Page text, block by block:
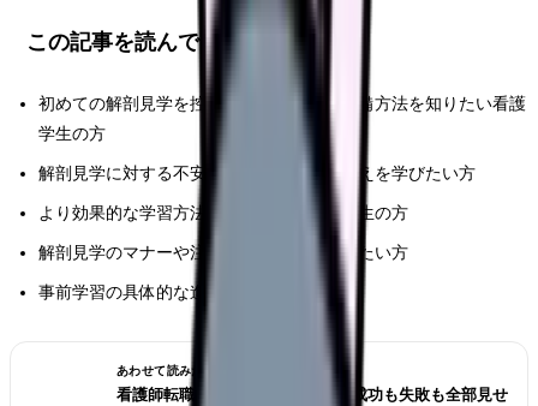
この記事を読んでほしい人
初めての解剖見学を控えており、適切な準備方法を知りたい看護
学生の方
解剖見学に対する不安や懸念があり、心構えを学びたい方
より効果的な学習方法を探している看護学生の方
解剖見学のマナーや注意点について確認したい方
事前学習の具体的な進め方を知りたい方
あわせて読みたい
看護師転職のリアル体験談12選｜成功も失敗も全部見せ